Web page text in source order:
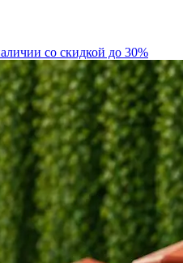
со скидкой до 30%